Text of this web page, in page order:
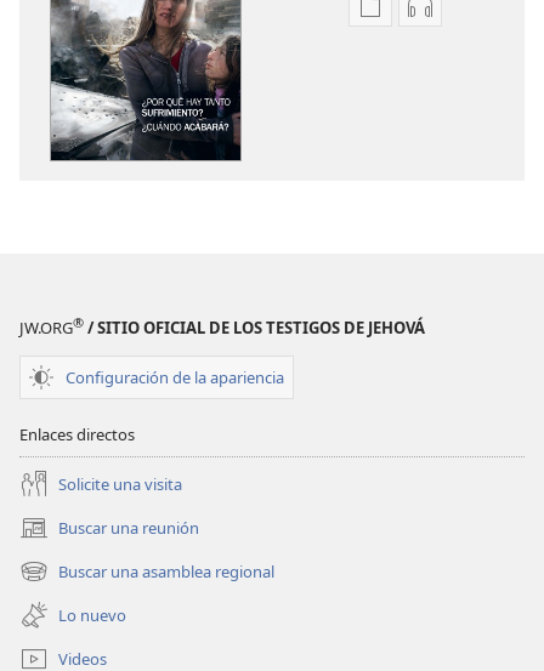
Opciones
sufrimiento?
Opciones
tanto
sufrimiento?
JW.ORG® / SITIO OFICIAL DE LOS TESTIGOS DE JEHOVÁ
Configuración de la apariencia
Enlaces directos
Solicite una visita
Buscar una reunión
(abre
una
nueva
ventana)
Buscar una asamblea regional
(abre
una
nueva
ventana)
Lo nuevo
Videos